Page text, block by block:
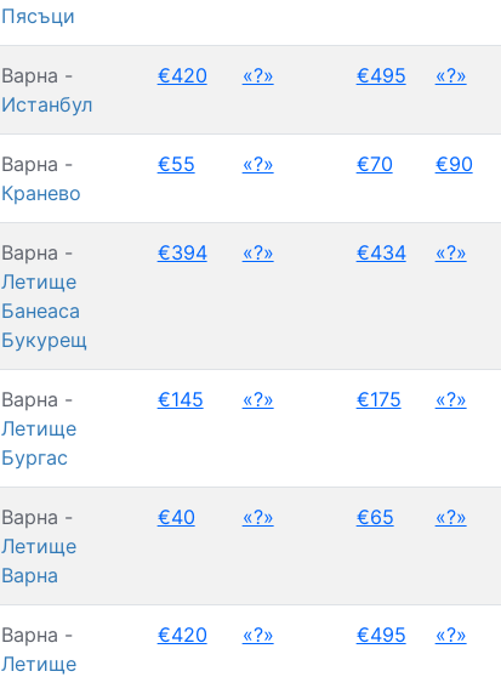
Пясъци
Варна -
Истанбул
€420 «?» €495 «?»
Варна -
Кранево
€55 «?» €70 €90
Варна -
Летище
Банеаса
Букурещ
€394 «?» €434 «?»
Варна -
Летище
Бургас
€145 «?» €175 «?»
Варна -
Летище
Варна
€40 «?» €65 «?»
Варна -
Летище
€420 «?» €495 «?»